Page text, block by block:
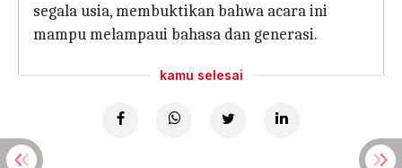
segala usia, membuktikan bahwa acara ini
mampu melampaui bahasa dan generasi.
kamu selesai